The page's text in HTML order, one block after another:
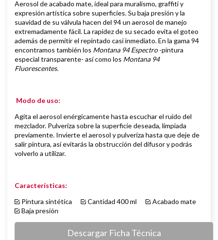
Aerosol deacabado mate, ideal para muralismo, graffiti y
expresión artística sobre superficies.Su baja presión y la
suavidad de su válvula hacen del 94 un aerosol de manejo
extremadamente fácil. La rapidez de su secado evita el goteo
además de permitir el repintado casi inmediato.En la gama 94
encontramos también los Montana 94 Espectro-pintura
especial transparente- así como los Montana 94
Fluorescentes.
Modo de uso:
Agita el aerosol enérgicamente hasta escuchar el ruido del
mezclador. Pulveriza sobre la superficie deseada, limpiada
previamente. Invierte el aerosol y pulveriza hasta que deje de
salir pintura, así evitarás la obstrucción del difusor y podrás
volverlo a utilizar.
Características:
Pintura sintética
Cantidad 400 ml
Acabado mate
Baja presión
Descargar Ficha Técnica